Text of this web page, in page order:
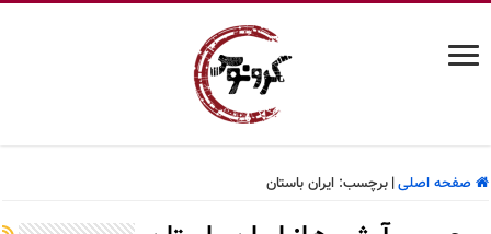
صفحه اصلی| برچسب:ایران باستان